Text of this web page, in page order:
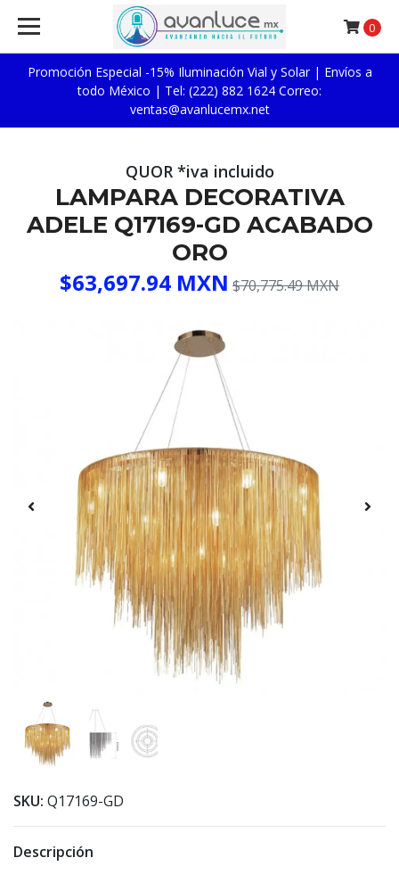
Promoción Especial -15% Iluminación Vial y Solar | Envíos a
todo México | Tel: (222) 882 1624 Correo:
ventas@avanlucemx.net
0
QUOR *iva incluido
LAMPARA DECORATIVA
ADELE Q17169-GD ACABADO
ORO
$63,697.94 MXN $70,775.49 MXN
SKU: Q17169-GD
Descripción